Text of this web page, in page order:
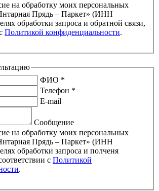
на обработку моих персональных
Прядь – Паркет» (ИНН
Политикой конфиденциальности.
ФИО *
Телефон *
E-mail
Сообщение
на обработку моих персональных
Прядь – Паркет» (ИНН
с Политикой
.